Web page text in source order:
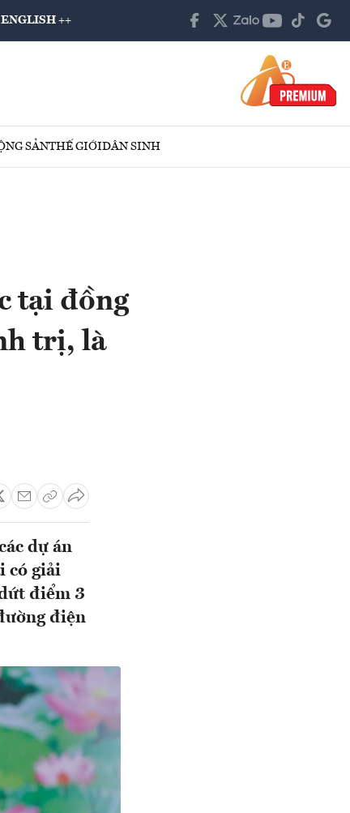
ENGLISH ++
SẢNTHẾ GIỚIDÂN SINH
tại đồng
trị, là
dự án
có giải
điểm 3
điện